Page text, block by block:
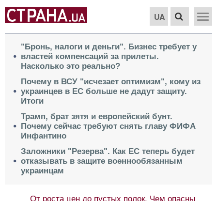
UA
"Бронь, налоги и деньги". Бизнес требует у
властей компенсаций за прилеты.
Насколько это реально?
Почему в ВСУ "исчезает оптимизм", кому из
украинцев в ЕС больше не дадут защиту.
Итоги
Трамп, брат зятя и европейский бунт.
Почему сейчас требуют снять главу ФИФА
Инфантино
Заложники "Резерва". Как ЕС теперь будет
отказывать в защите военнообязанным
украинцам
От роста цен до пустых полок. Чем опасны